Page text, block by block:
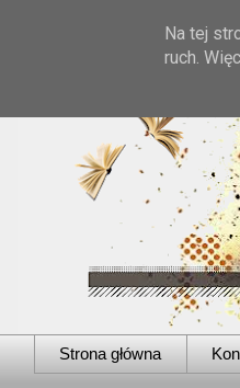
Strona główna
Na tej
ruch.